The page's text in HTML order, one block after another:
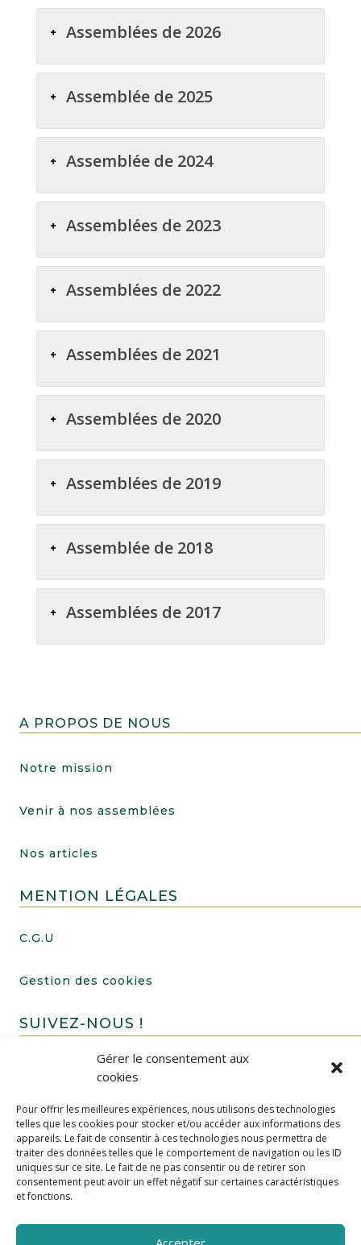
Gérer le consentement aux
cookies
Pour offrir les meilleures expériences, nous utilisons des technologies
telles que les cookies pour stocker et/ou accéder aux informations des
appareils. Le fait de consentir à ces technologies nous permettra de
traiter des données telles que le comportement de navigation ou les ID
uniques sur ce site. Le fait de ne pas consentir ou de retirer son
consentement peut avoir un effet négatif sur certaines caractéristiques
et fonctions.
Assemblées de 2026
Assemblée de 2025
Assemblée de 2024
Assemblées de 2023
Assemblées de 2022
Assemblées de 2021
Assemblées de 2020
Assemblées de 2019
Assemblée de 2018
Assemblées de 2017
A PROPOS DE NOUS
Notre mission
Venir à nos assemblées
Nos articles
MENTION LÉGALES
C.G.U
Gestion des cookies
SUIVEZ-NOUS !
FAIRE UN DON